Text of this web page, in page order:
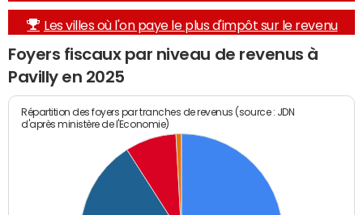
Les villes où l'on paye le plus d'impôt sur le revenu
Foyers fiscaux par niveau de revenus à
Pavilly en 2025
Répartition des foyers par tranches de revenus (source : JDN
d'après ministère de l'Economie)